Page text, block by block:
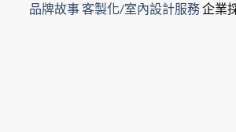
品牌故事客製化/室內設計服務企業